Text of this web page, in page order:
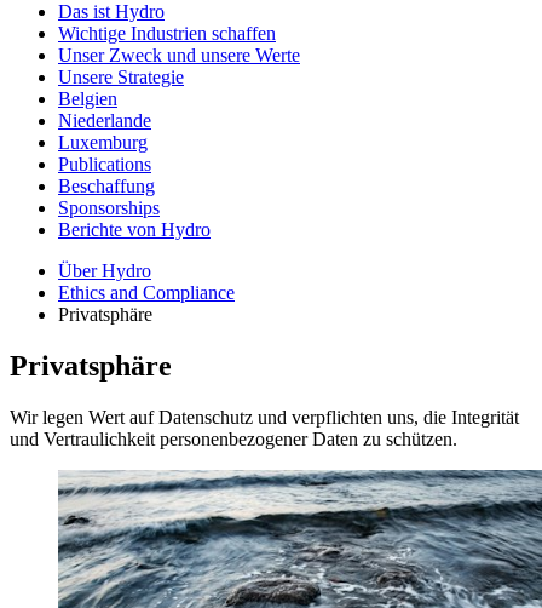
Das ist Hydro
Wichtige Industrien schaffen
Unser Zweck und unsere Werte
Unsere Strategie
Belgien
Niederlande
Luxemburg
Publications
Beschaffung
Sponsorships
Berichte von Hydro
Über Hydro
Ethics and Compliance
Privatsphäre
Privatsphäre
Wir legen Wert auf Datenschutz und verpflichten uns, die Integrität
und Vertraulichkeit personenbezogener Daten zu schützen.